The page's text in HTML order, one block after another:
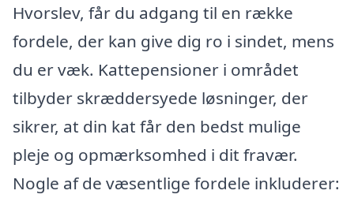
Hvorslev, får du adgang til en række
fordele, der kan give dig ro i sindet, mens
du er væk. Kattepensioner i området
tilbyder skræddersyede løsninger, der
sikrer, at din kat får den bedst mulige
pleje og opmærksomhed i dit fravær.
Nogle af de væsentlige fordele inkluderer: